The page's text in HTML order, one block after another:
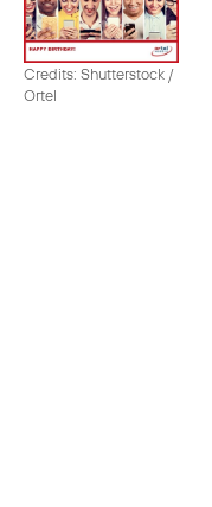
Credits: Shutterstock /
Ortel